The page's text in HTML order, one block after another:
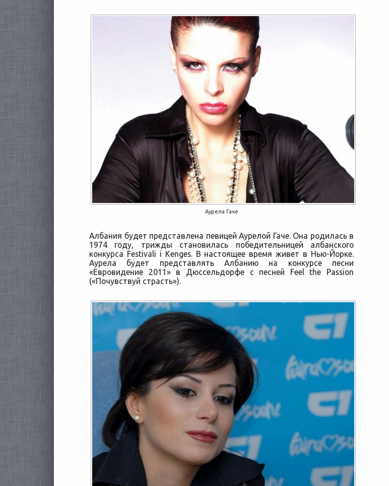
Аурела Гаче
Албания будет представлена певицей Аурелой Гаче. Она родилась в
1974 году, трижды становилась победительницей албанского
конкурса Festivali i Kenges. В настоящее время живет в Нью-Йорке.
Аурела будет представлять Албанию на конкурсе песни
«Евровидение 2011» в Дюссельдорфе с песней Feel the Passion
(«Почувствуй страсть»).